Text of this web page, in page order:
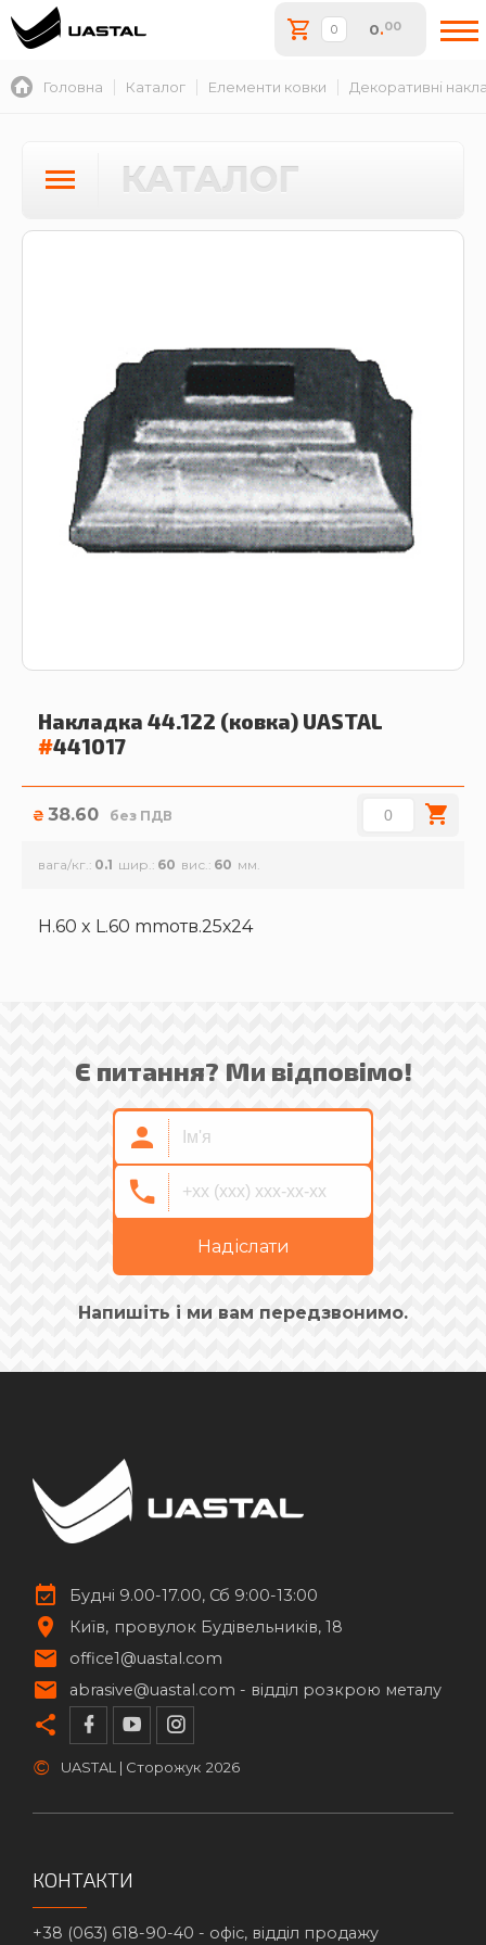
0.00
Головна Каталог Елементи ковки Декоративні
КАТАЛОГ
Накладка 44.122 (ковка) UASTAL
#441017
₴ 38.60 без ПДВ
вага/кг. 0.1 шир. 60 вис. 60
H.60 x L.60 mmотв.25х24
Є питання? Ми відповімо!
Надіслати
Напишіть і ми вам передзвонимо.
Будні 9.00-17.00, Сб 9:00-13:00
Київ
провулок Будівельників, 18
office1@uastal.com
abrasive@uastal.com - відділ розкрою металу
© UASTAL | Сторожук 2026
КОНТАКТИ
+38 (063) 618-90-40 - офіс, відділ продажу